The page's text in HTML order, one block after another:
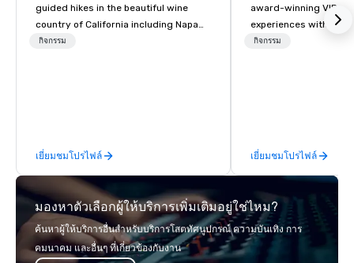
guided hikes in the beautiful wine
country of California including Napa
and Sonoma Valleys. These
day hikes we provide luxury self-
guided inn-to-in walking vacations
from the gateway City of San
Francisco to the California wine
country with a focus on superb hiking,
lodging, food and wine. We also have
a Monterey Bay Trek.
กิจกรรม
เยี่ยมชมโปรไฟล์
award-winning VIP
experiences with
restaurants
and craft cocktails at
with complete VIP
opportunity to sit
colleagues at each
mingle, and easily
กิจกรรม
เยี่ยมชมโปรไฟล์
มองหาตัวเลือกผู้ให้บริการเพิ่มเติมอยู่ใช่ไหม?
ค้นหาผู้ให้บริการอื่นสำหรับบริการโสตทัศนูปกรณ์ ความบันเทิง การ
คมนาคม และอื่นๆ ที่เกี่ยวข้องกับงาน